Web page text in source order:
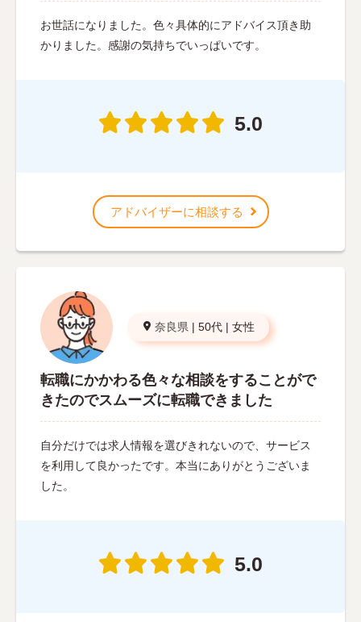
お世話になりました。色々具体的にアドバイス頂き助
かりました。感謝の気持ちでいっぱいです。
5.0
アドバイザーに相談する
奈良県 | 50代 | 女性
転職にかかわる色々な相談をすることがで
きたのでスムーズに転職できました
自分だけでは求人情報を選びきれないので、サービス
を利用して良かったです。本当にありがとうございま
した。
5.0